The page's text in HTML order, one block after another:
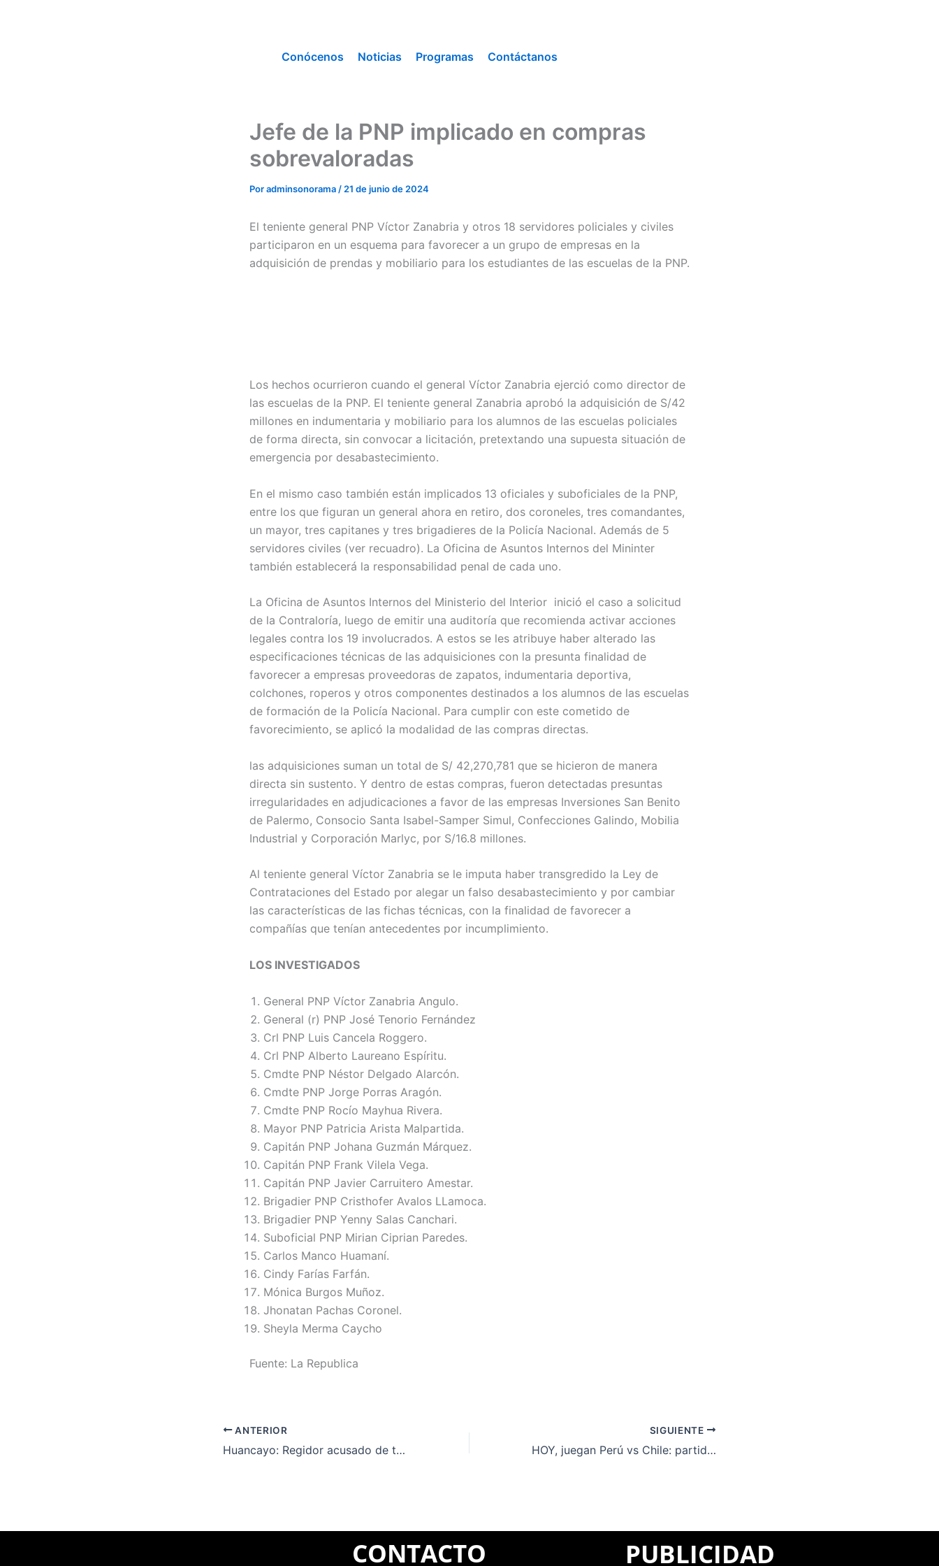
Conócenos
Noticias Programas Contáctanos
Jefe de la PNP implicado en compras
sobrevaloradas
Poradminsonorama / 21 de junio de 2024
El teniente general PNP Víctor Zanabria y otros 18 servidores policiales y civiles
participaron en un esquema para favorecer a un grupo de empresas en la
adquisición de prendas y mobiliario para los estudiantes de las escuelas de la PNP.
Los hechos ocurrieron cuando el general Víctor Zanabria ejerció como director de
las escuelas de la PNP. El teniente general Zanabria aprobó la adquisición de S/42
millones en indumentaria y mobiliario para los alumnos de las escuelas policiales
de forma directa, sin convocar a licitación, pretextando una supuesta situación de
emergencia por desabastecimiento.
En el mismo caso también están implicados 13 oficiales y suboficiales de la PNP,
entre los que figuran un general ahora en retiro, dos coroneles, tres comandantes,
un mayor, tres capitanes y tres brigadieres de la Policía Nacional. Además de 5
servidores civiles (ver recuadro). La Oficina de Asuntos Internos del Mininter
también establecerá la responsabilidad penal de cada uno.
La Oficina de Asuntos Internos del Ministerio del Interior inició el caso a solicitud
de la Contraloría, luego de emitir una auditoría que recomienda activar acciones
legales contra los 19 involucrados. A estos se les atribuye haber alterado las
especificaciones técnicas de las adquisiciones con la presunta finalidad de
favorecer a empresas proveedoras de zapatos, indumentaria deportiva,
colchones, roperos y otros componentes destinados a los alumnos de las escuelas
de formación de la Policía Nacional. Para cumplir con este cometido de
favorecimiento, se aplicó la modalidad de las compras directas.
las adquisiciones suman un total de S/ 42,270,781 que se hicieron de manera
directa sin sustento. Y dentro de estas compras, fueron detectadas presuntas
irregularidades en adjudicaciones a favor de las empresas Inversiones San Benito
de Palermo, Consocio Santa Isabel-Samper Simul, Confecciones Galindo, Mobilia
Industrial y Corporación Marlyc, por S/16.8 millones.
Al teniente general Víctor Zanabria se le imputa haber transgredido la Ley de
Contrataciones del Estado por alegar un falso desabastecimiento y por cambiar
las características de las fichas técnicas, con la finalidad de favorecer a
compañías que tenían antecedentes por incumplimiento.
LOS INVESTIGADOS
General PNP Víctor Zanabria Angulo.
General (r) PNP José Tenorio Fernández
Crl PNP Luis Cancela Roggero.
Crl PNP Alberto Laureano Espíritu.
Cmdte PNP Néstor Delgado Alarcón.
Cmdte PNP Jorge Porras Aragón.
Cmdte PNP Rocío Mayhua Rivera.
Mayor PNP Patricia Arista Malpartida.
Capitán PNP Johana Guzmán Márquez.
Capitán PNP Frank Vilela Vega.
Capitán PNP Javier Carruitero Amestar.
Brigadier PNP Cristhofer Avalos LLamoca.
Brigadier PNP Yenny Salas Canchari.
Suboficial PNP Mirian Ciprian Paredes.
Carlos Manco Huamaní.
Cindy Farías Farfán.
Mónica Burgos Muñoz.
Jhonatan Pachas Coronel.
Sheyla Merma Caycho
Fuente: La Republica
ANTERIOR
Huancayo: Regidor acusado de tocamientos indebidos a una menor retomará sus labores
SIGUIENTE
HOY, juegan Perú vs Chile: partido por fecha 1 del Grupo A de la Copa América 2024
CONTACTO PUBLICIDAD